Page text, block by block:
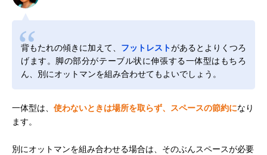
背もたれの傾きに加えて、 フットレストがあるとよりくつろ
げます。脚の部分がテーブル状に伸張する一体型はもちろ
ん、別にオットマンを組み合わせてもよいでしょう。
一体型は、 使わないときは場所を取らず、スペースの節約になり
ます。
別にオットマンを組み合わせる場合は、そのぶんスペースが必要